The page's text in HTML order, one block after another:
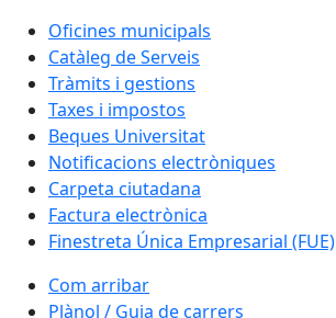
Oficines municipals
Catàleg de Serveis
Tràmits i gestions
Taxes i impostos
Beques Universitat
Notificacions electròniques
Carpeta ciutadana
Factura electrònica
Finestreta Única Empresarial (FUE)
Com arribar
Plànol / Guia de carrers